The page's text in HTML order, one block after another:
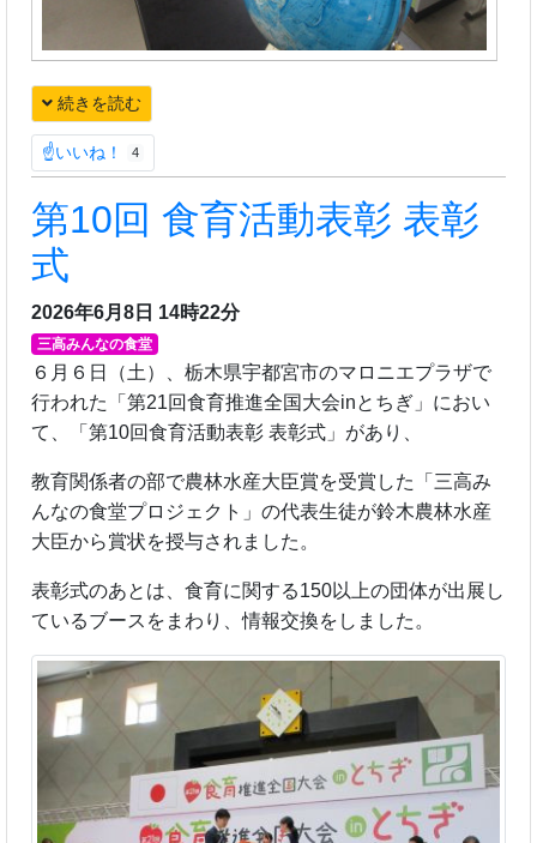
続きを読む
☝いいね！ 4
第10回 食育活動表彰 表彰
式
2026年6月8日 14時22分
三高みんなの食堂
６月６日（土）、栃木県宇都宮市のマロニエプラザで
行われた「第21回食育推進全国大会inとちぎ」におい
て、「第10回食育活動表彰 表彰式」があり、
教育関係者の部で農林水産大臣賞を受賞した「三高み
んなの食堂プロジェクト」の代表生徒が鈴木農林水産
大臣から賞状を授与されました。
表彰式のあとは、食育に関する150以上の団体が出展し
ているブースをまわり、情報交換をしました。